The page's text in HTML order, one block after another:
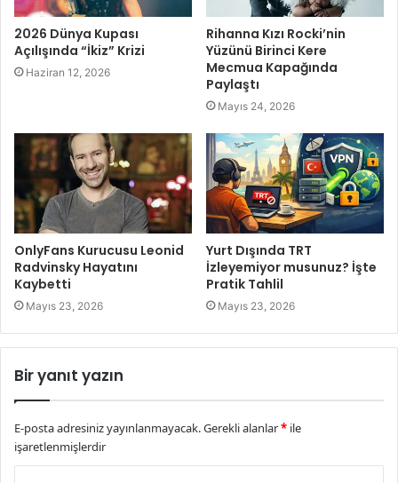
2026 Dünya Kupası
Açılışında “İkiz” Krizi
Haziran 12, 2026
Rihanna Kızı Rocki’nin
Yüzünü Birinci Kere
Mecmua Kapağında
Paylaştı
Mayıs 24, 2026
OnlyFans Kurucusu Leonid
Radvinsky Hayatını
Kaybetti
Mayıs 23, 2026
Yurt Dışında TRT
İzleyemiyor musunuz? İşte
Pratik Tahlil
Mayıs 23, 2026
Bir yanıt yazın
E-posta adresiniz yayınlanmayacak.Gerekli alanlar* ile
işaretlenmişlerdir